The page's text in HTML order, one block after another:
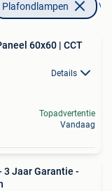
Plafondlampen
60x60 | CCT
Details
Topadvertentie
Vandaag